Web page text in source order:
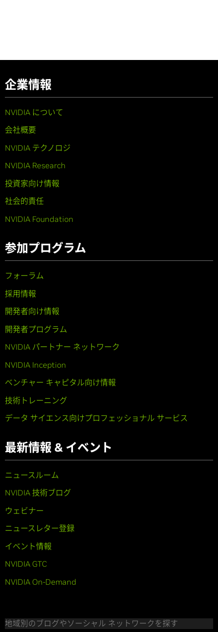
企業情報
NVIDIA について
会社概要
NVIDIA テクノロジ
NVIDIA Research
投資家向け情報
社会的責任
NVIDIA Foundation
参加プログラム
フォーラム
採用情報
開発者向け情報
開発者プログラム
NVIDIA パートナー ネットワーク
NVIDIA Inception
ベンチャー キャピタル向け情報
技術トレーニング
データ サイエンス向けプロフェッショナル サービス
最新情報 & イベント
ニュースルーム
NVIDIA 技術ブログ
ウェビナー
ニュースレター登録
イベント情報
NVIDIA GTC
NVIDIA On-Demand
地域別のブログやソーシャル ネットワークを探す